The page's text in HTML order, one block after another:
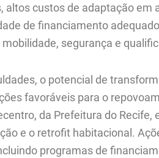
altos custos de adaptação em
de financiamento
segurança e
o potencial de
favoráveis para o
da Prefeitura do Recife,
e o retrofit habitacional.
programas de